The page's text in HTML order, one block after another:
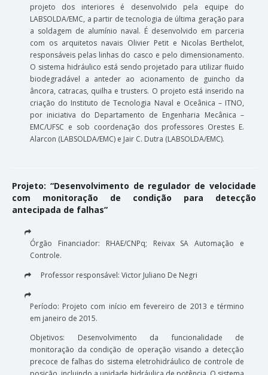
projeto dos interiores é desenvolvido pela equipe do
LABSOLDA/EMC, a partir de tecnologia de última geração para
a soldagem de alumínio naval. É desenvolvido em parceria
com os arquitetos navais Olivier Petit e Nicolas Berthelot,
responsáveis pelas linhas do casco e pelo dimensionamento.
O sistema hidráulico está sendo projetado para utilizar fluido
biodegradável a anteder ao acionamento de guincho da
âncora, catracas, quilha e trusters. O projeto está inserido na
criação do Instituto de Tecnologia Naval e Oceânica – ITNO,
por iniciativa do Departamento de Engenharia Mecânica –
EMC/UFSC e sob coordenação dos professores Orestes E.
Alarcon (LABSOLDA/EMC) e Jair C. Dutra (LABSOLDA/EMC).
Projeto: “Desenvolvimento de regulador de velocidade
com monitoração de condição para detecção
antecipada de falhas”
Órgão Financiador: RHAE/CNPq; Reivax SA Automação e
Controle.
Professor responsável: Victor Juliano De Negri
Período: Projeto com início em fevereiro de 2013 e término
em janeiro de 2015.
Objetivos: Desenvolvimento da funcionalidade de
monitoração da condição de operação visando a detecção
precoce de falhas do sistema eletrohidráulico de controle de